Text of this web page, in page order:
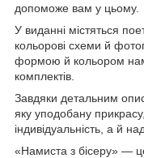
допоможе вам у цьому.
У виданні містяться
кольорові схеми й
формою й кольором
комплектів.
Завдяки детальним
яку уподо­­бану
індивідуальність, а й
«Намиста з бісеру» —